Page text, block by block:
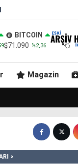
BITCOIN
$71.090 %2,36
Magazin